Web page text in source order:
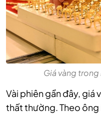
Giá vàng
Vài phiên gần đây,
thất thường. Theo ông